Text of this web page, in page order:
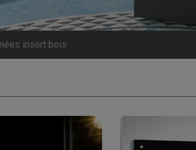
insert bois